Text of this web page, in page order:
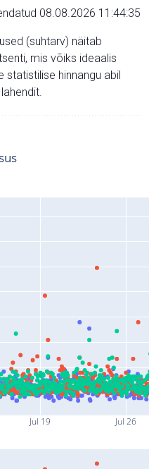
08.08.2026 11:44:35
(suhtarv) näitab
mis võiks ideaalis
statistilise hinnangu abil
Jul 19 Jul 26